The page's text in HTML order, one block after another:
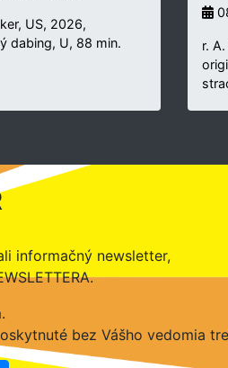
US, 2026,
dabing, U, 88 min.
r.
informačný newsletter,
bez Vášho vedomia